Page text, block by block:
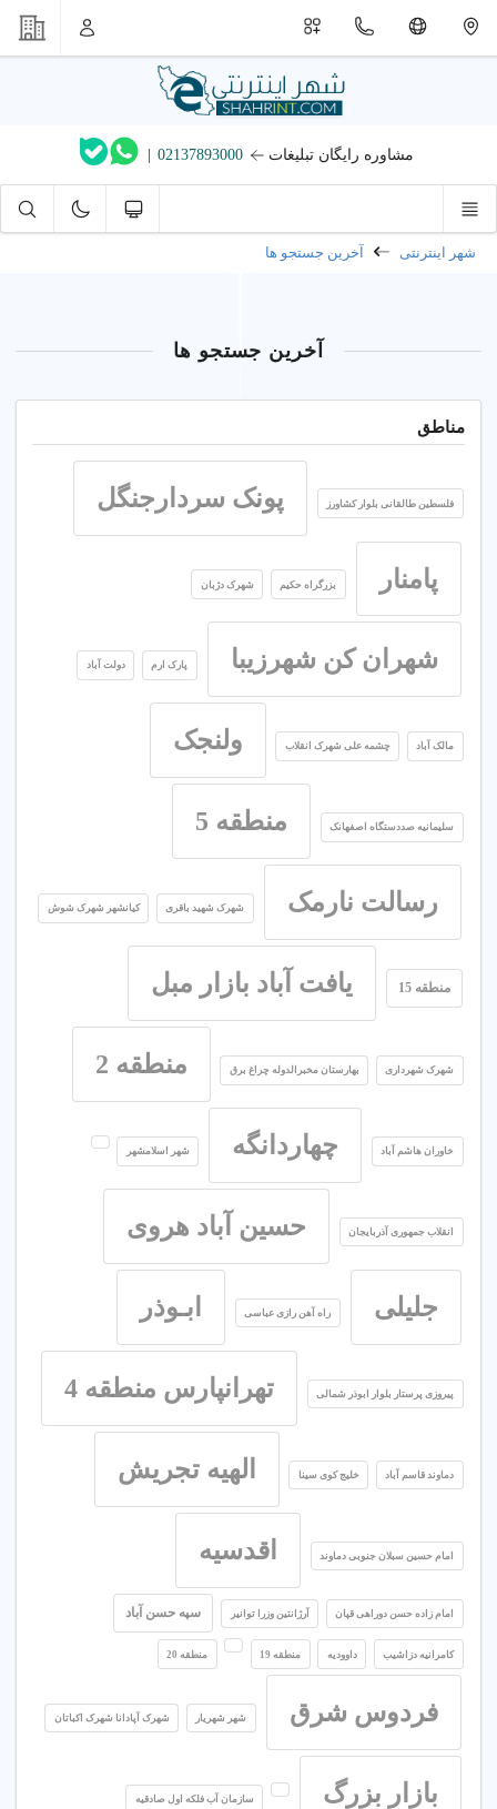
مشاوره رایگان تبلیغات 02137893000
|
شهر اینترنتی آخرین جستجو ها
آخرین جستجو ها
مناطق
فلسطین طالقانی بلوار کشاورز پونک سردارجنگل
پامنار بزرگراه حکیم شهرک دژبان
شهران کن شهرزیبا پارک ارم دولت آباد
مالک آباد چشمه علی شهرک انقلاب ولنجک
سلیمانیه صددستگاه اصفهانک منطقه 5
رسالت نارمک شهرک شهید باقری کیانشهر شهرک شوش
منطقه 15 یافت آباد بازار مبل
شهرک شهرداری بهارستان مخبرالدوله چراغ برق منطقه 2
خاوران هاشم آباد چهاردانگه شهر اسلامشهر
انقلاب جمهوری آذربایجان حسین آباد هروی
جلیلی راه آهن رازی عباسی ابـوذر
پیروزی پرستار بلوار ابوذر شمالی تهرانپارس منطقه 4
دماوند قاسم آباد خلیج کوی سینا الهیه تجریش
امام حسین سبلان جنوبی دماوند اقدسیه
امام زاده حسن دوراهی قپان آرژانتین وزرا توانیر سپه حسن آباد
کامرانیه دزاشیب داوودیه منطقه 19 منطقه 20
فردوس شرق شهر شهریار شهرک آپادانا شهرک اکباتان
بازار بزرگ سازمان آب فلکه اول صادقیه